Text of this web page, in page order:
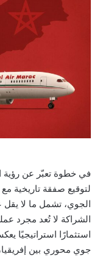
في خطوة تعبّر عن رؤية
لتوقيع صفقة تاريخية
الشراكة لا تُعد مجرد
استثمارًا استراتيجيًا
جوي محوري بين إفريقيا،